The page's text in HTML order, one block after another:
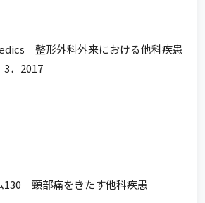
整形外科外来における他科疾患
．2017
130 頸部痛をきたす他科疾患